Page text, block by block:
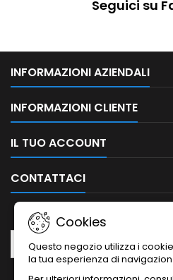
Seguici su
INFORMAZIONI AZIENDALI
INFORMAZIONI CLIENTE
IL TUO ACCOUNT
CONTATTACI
Cookies
Questo negozio utilizza i
la tua esperienza di